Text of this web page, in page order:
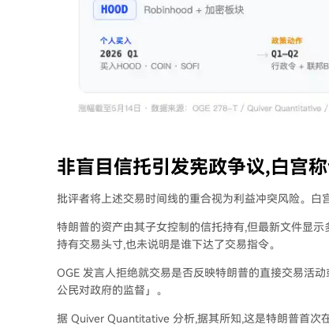
非盲目信托引发宪政争议,白宫
批评者将上述交易时间线的重合视为利益冲突风险。白
特朗普的资产由其子女控制的信托持有,但最新文件显
持有交易头寸,也未说明是谁下达了交易指令。
OGE 发言人拒绝就交易是否反映特朗普的直接交易活
公民对政府的监督」。
据 Quiver Quantitative 分析,据其所知,这是特朗普首次